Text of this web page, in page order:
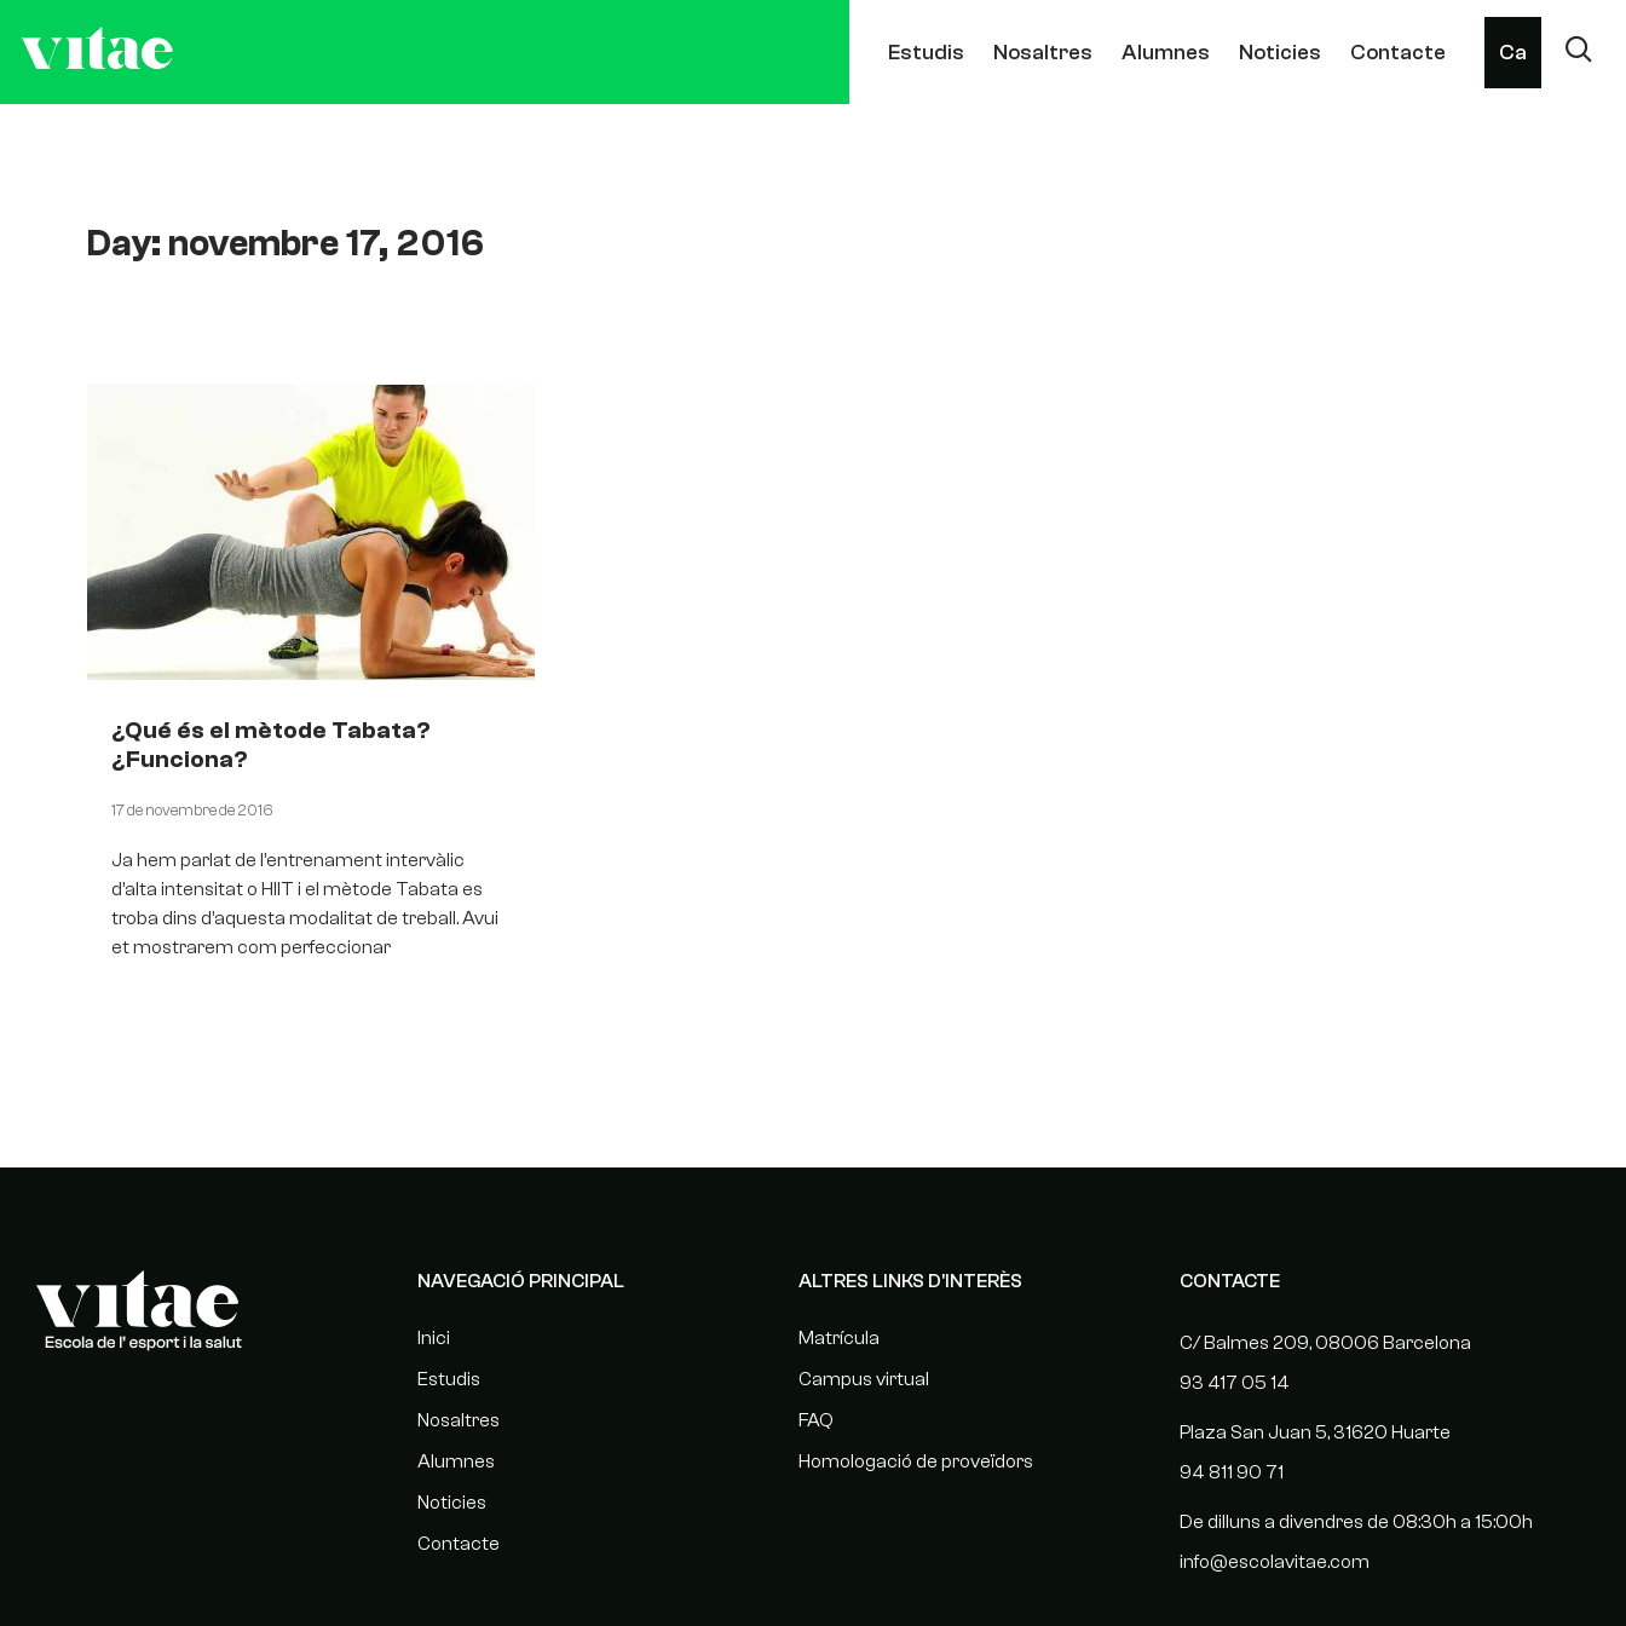
Estudis Nosaltres Alumnes Noticies Contacte Ca
Day: novembre 17, 2016
¿Qué és el mètode Tabata?
¿Funciona?
17 de novembre de 2016
Ja hem parlat de l’entrenament intervàlic
d’alta intensitat o HIIT i el mètode Tabata es
troba dins d’aquesta modalitat de treball. Avui
et mostrarem com perfeccionar
NAVEGACIÓ PRINCIPAL
Inici
Estudis
Nosaltres
Alumnes
Noticies
Contacte
ALTRES LINKS D'INTERÈS
Matrícula
Campus virtual
FAQ
Homologació de proveïdors
CONTACTE
C/ Balmes 209, 08006 Barcelona
93 417 05 14
Plaza San Juan 5, 31620 Huarte
94 811 90 71
De dilluns a divendres de 08:30h a 15:00h
info@escolavitae.com